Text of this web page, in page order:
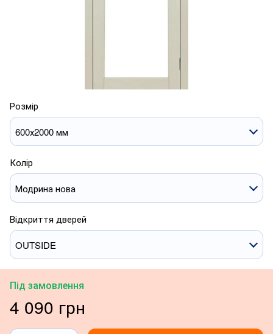
Розмір
600х2000 мм
Колір
Модрина нова
Відкриття дверей
OUTSIDE
Під замовлення
4 090 грн